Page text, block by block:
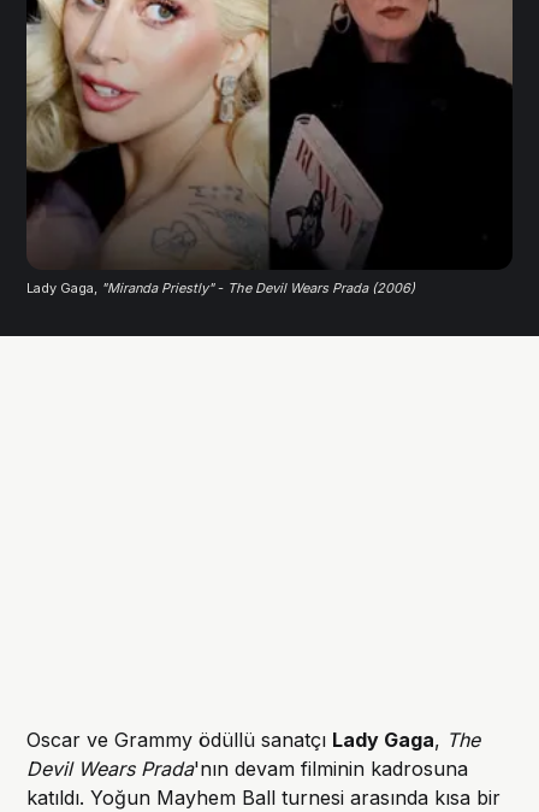
Lady Gaga, "Miranda Priestly" - The Devil Wears Prada (2006)
Oscar ve Grammy ödüllü sanatçı Lady Gaga, The
Devil Wears Prada'nın devam filminin kadrosuna
katıldı. Yoğun Mayhem Ball turnesi arasında kısa bir